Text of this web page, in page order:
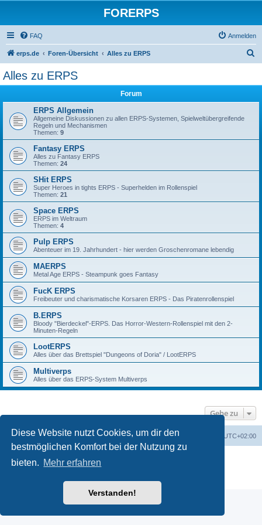
Diese Website nutzt Cookies, um dir den
bestmöglichen Komfort bei der Nutzung zu
bieten. Mehr erfahren
Verstanden!
FORERPS
FAQ Anmelden
erps.de Foren-Übersicht Alles zu ERPS
Alles zu ERPS
Forum
ERPS Allgemein
Allgemeine Diskussionen zu allen ERPS-Systemen, Spielweltübergreifende
Regeln und Mechanismen
Themen: 9
Fantasy ERPS
Alles zu Fantasy ERPS
Themen: 24
SHit ERPS
Super Heroes in tights ERPS - Superhelden im Rollenspiel
Themen: 21
Space ERPS
ERPS im Weltraum
Themen: 4
Pulp ERPS
Abenteuer im 19. Jahrhundert - hier werden Groschenromane lebendig
MAERPS
Metal Age ERPS - Steampunk goes Fantasy
FucK ERPS
Freibeuter und charismatische Korsaren ERPS - Das Piratenrollenspiel
B.ERPS
Bloody "Bierdeckel"-ERPS. Das Horror-Western-Rollenspiel mit den 2-
Minuten-Regeln
LootERPS
Alles über das Brettspiel "Dungeons of Doria" / LootERPS
Multiverps
Alles über das ERPS-System Multiverps
Gehe zu
erps.de Foren-Übersicht UTC+02:00
Deutsche Übersetzung durch